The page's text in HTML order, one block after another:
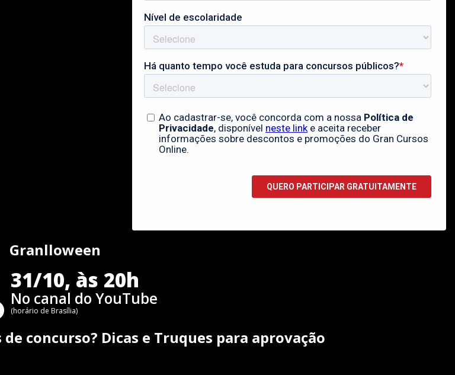
Granlloween
31/10, às 20h
No canal do YouTube
(horário de Brasília)
concurso? Dicas e Truques para aprovação